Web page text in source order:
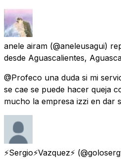
anele airam (@aneleusagui)
desde Aguascalientes,
@Profeco una duda si mi
se cae se puede hacer queja
mucho la empresa izzi en dar
⚡️Sergio⚡️Vazquez⚡️